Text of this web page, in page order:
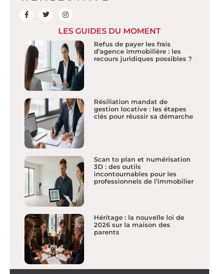
LES GUIDES DU MOMENT
Refus de payer les frais
d’agence immobilière : les
recours juridiques possibles ?
Résiliation mandat de
gestion locative : les étapes
clés pour réussir sa démarche
Scan to plan et numérisation
3D : des outils
incontournables pour les
professionnels de l’immobilier
Héritage : la nouvelle loi de
2026 sur la maison des
parents